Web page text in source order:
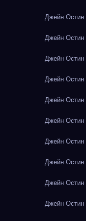
Джейн Остин
Джейн Остин
Джейн Остин
Джейн Остин
Джейн Остин
Джейн Остин
Джейн Остин
Джейн Остин
Джейн Остин
Джейн Остин